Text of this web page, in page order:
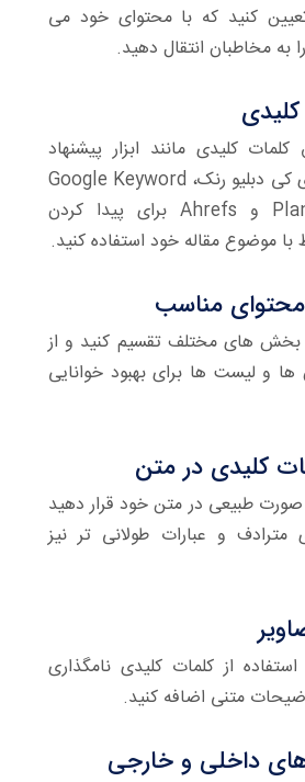
کنید که با محتوای خود می
مخاطبان انتقال دهید.
کلمات کلیدی مانند ابزار پیشنهاد
دهنده کلمات کلیدی کی دبلیو رنک، Google Keyword
Planner، Semrush و Ahrefs برای پیدا کردن
با موضوع مقاله خود استفاده کنید.
محتوای مناسب
بخش های مختلف تقسیم کنید و از
ها و لیست ها برای بهبود خوانایی
کلیدی در متن
صورت طبیعی در متن خود قرار دهید
مترادف و عبارات طولانی تر نیز
از کلمات کلیدی نامگذاری
متنی اضافه کنید.
داخلی و خارجی